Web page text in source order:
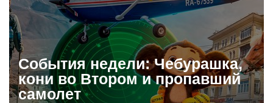
События недели: Чебурашка,
кони во Втором и пропавший
самолет